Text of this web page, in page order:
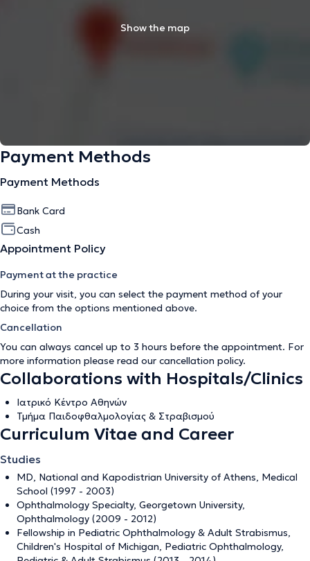
Show the map
Payment Methods
Payment Methods
Bank Card
Cash
Appointment Policy
Payment at the practice
During your visit, you can select the payment method of your
choice from the options mentioned above.
Cancellation
You can always cancel up to 3 hours before the appointment. For
more information please read our cancellation policy.
Collaborations with Hospitals/Clinics
Ιατρικό Κέντρο Αθηνών
Τμήμα Παιδοφθαλμολογίας & Στραβισμού
Curriculum Vitae and Career
Studies
MD, National and Kapodistrian University of Athens, Medical
School (1997 - 2003)
Ophthalmology Specialty, Georgetown University,
Ophthalmology (2009 - 2012)
Fellowship in Pediatric Ophthalmology & Adult Strabismus,
Children's Hospital of Michigan, Pediatric Ophthalmology,